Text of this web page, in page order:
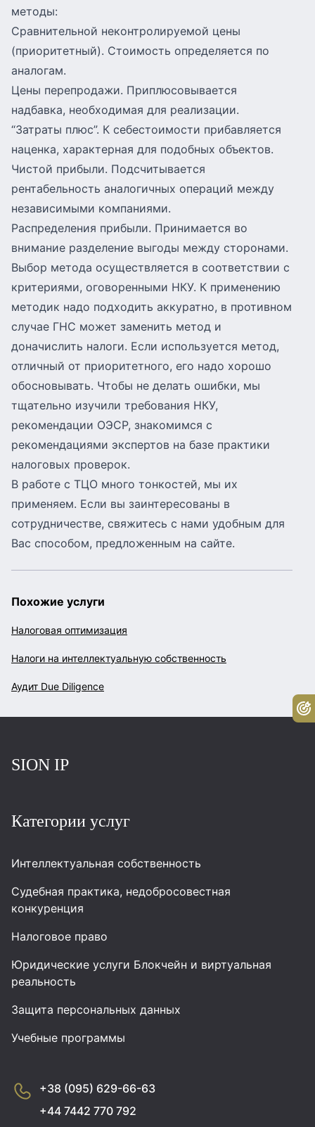
методы:
Сравнительной неконтролируемой цены
(приоритетный). Стоимость определяется по
аналогам.
Цены перепродажи. Приплюсовывается
надбавка, необходимая для реализации.
“Затраты плюс”. К себестоимости прибавляется
наценка, характерная для подобных объектов.
Чистой прибыли. Подсчитывается
рентабельность аналогичных операций между
независимыми компаниями.
Распределения прибыли. Принимается во
внимание разделение выгоды между сторонами.
Выбор метода осуществляется в соответствии с
критериями, оговоренными НКУ. К применению
методик надо подходить аккуратно, в противном
случае ГНС может заменить метод и
доначислить налоги. Если используется метод,
отличный от приоритетного, его надо хорошо
обосновывать. Чтобы не делать ошибки, мы
тщательно изучили требования НКУ,
рекомендации ОЭСР, знакомимся с
рекомендациями экспертов на базе практики
налоговых проверок.
В работе с ТЦО много тонкостей, мы их
применяем. Если вы заинтересованы в
сотрудничестве, свяжитесь с нами удобным для
Вас способом, предложенным на сайте.
Похожие услуги
Налоговая оптимизация
Налоги на интеллектуальную собственность
Аудит Due Diligence
Повернутись на головну
SION IP
Категории услуг
Интеллектуальная собственность
Судебная практика, недобросовестная
конкуренция
Налоговое право
Юридические услуги Блокчейн и виртуальная
реальность
Защита персональных данных
Учебные программы
+38 (095) 629-66-63
+44 7442 770 792